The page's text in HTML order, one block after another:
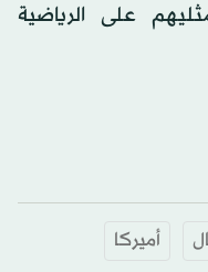
على الرياضية
أميركا